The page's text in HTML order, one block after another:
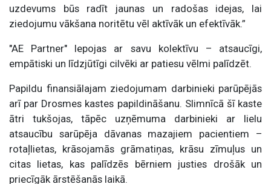
uzdevums būs radīt jaunas un radošas idejas, lai
ziedojumu vākšana noritētu vēl aktīvāk un efektīvāk.”
"AE Partner" lepojas ar savu kolektīvu – atsaucīgi,
empātiski un līdzjūtīgi cilvēki ar patiesu vēlmi palīdzēt.
Papildu finansiālajam ziedojumam darbinieki parūpējās
arī par Drosmes kastes papildināšanu. Slimnīcā šī kaste
ātri tukšojas, tāpēc uzņēmuma darbinieki ar lielu
atsaucību sarūpēja dāvanas mazajiem pacientiem –
rotaļlietas, krāsojamās grāmatiņas, krāsu zīmuļus un
citas lietas, kas palīdzēs bērniem justies drošāk un
priecīgāk ārstēšanās laikā.